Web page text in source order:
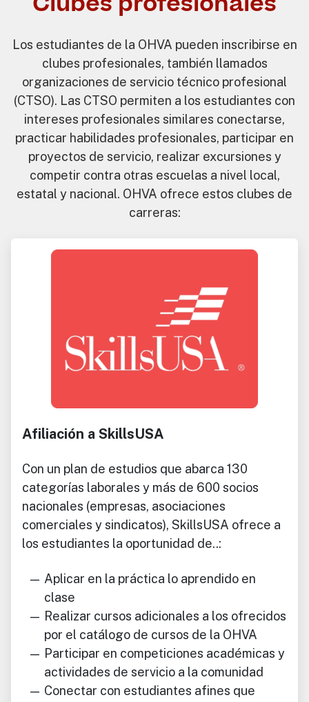
Los estudiantes de la OHVA pueden inscribirse en
clubes profesionales, también llamados
organizaciones de servicio técnico profesional
(CTSO). Las CTSO permiten a los estudiantes con
intereses profesionales similares conectarse,
practicar habilidades profesionales, participar en
proyectos de servicio, realizar excursiones y
competir contra otras escuelas a nivel local,
estatal y nacional. OHVA ofrece estos clubes de
carreras:
Afiliación a SkillsUSA
Con un plan de estudios que abarca 130
categorías laborales y más de 600 socios
nacionales (empresas, asociaciones
comerciales y sindicatos), SkillsUSA ofrece a
los estudiantes la oportunidad de..:
Aplicar en la práctica lo aprendido en
clase
Realizar cursos adicionales a los ofrecidos
por el catálogo de cursos de la OHVA
Participar en competiciones académicas y
actividades de servicio a la comunidad
Conectar con estudiantes afines que